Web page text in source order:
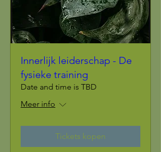
Innerlijk leiderschap - De
fysieke training
Date and time is TBD
Meer info
Tickets kopen